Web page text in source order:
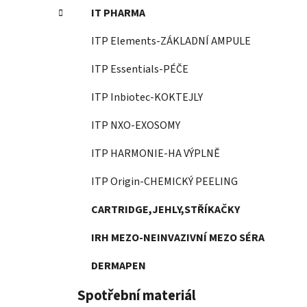
IT PHARMA
ITP Elements-ZÁKLADNÍ AMPULE
ITP Essentials-PÉČE
ITP Inbiotec-KOKTEJLY
ITP NXO-EXOSOMY
ITP HARMONIE-HA VÝPLNĚ
ITP Origin-CHEMICKÝ PEELING
CARTRIDGE,JEHLY,STŘÍKAČKY
IRH MEZO-NEINVAZIVNÍ MEZO SÉRA
DERMAPEN
Spotřební materiál